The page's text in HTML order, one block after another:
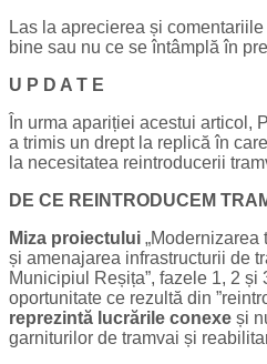
Las la aprecierea și
bine sau nu ce se întâmplă în
U P D A T E
În urma apariției acestui articol,
a trimis un drept la replică în
la necesitatea reintroducerii
DE CE REINTRODUCEM
Miza proiectului
și amenajarea infrastructurii de
Municipiul Reșița”, fazele 1, 2 și
oportunitate ce rezultă din
reprezintă lucrările conexe și
garniturilor de tramvai și